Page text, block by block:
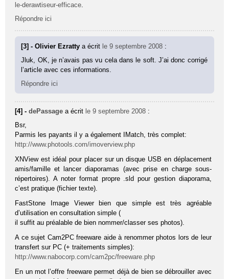
le-derawtiseur-efficace.
Répondre ici
[3] - Olivier Ezrattya écrit le 9 septembre 2008 :
Jluk, OK, je n’avais pas vu cela dans le soft. J’ai donc corrigé
l’article avec ces informations.
Répondre ici
[4] -dePassage a écrit le 9 septembre 2008 :
Bsr,
Parmis les payants il y a également IMatch, très complet:
http://www.photools.com/imoverview.php
XNView est idéal pour placer sur un disque USB en déplacement
amis/famille et lancer diaporamas (avec prise en charge sous-
répertoires). A noter format propre .sld pour gestion diaporama,
c’est pratique (fichier texte).
FastStone Image Viewer bien que simple est très agréable
d’utilisation en consultation simple (
il suffit au préalable de bien nommer/classer ses photos).
A ce sujet Cam2PC freeware aide à renommer photos lors de leur
transfert sur PC (+ traitements simples):
http://www.nabocorp.com/cam2pc/freeware.php
En un mot l’offre freeware permet déjà de bien se débrouiller avec